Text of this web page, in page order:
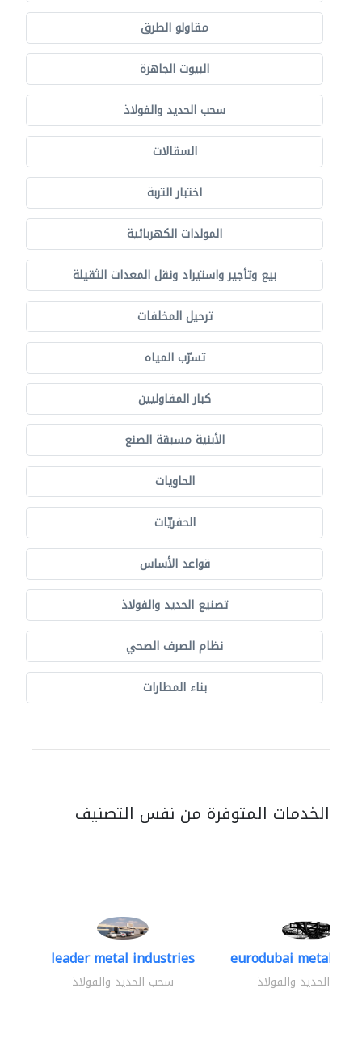
مقاولو الطرق
البيوت الجاهزة
سحب الحديد والفولاذ
السقالات
اختبار التربة
المولدات الكهربائية
بيع وتأجير واستيراد ونقل المعدات الثقيلة
ترحيل المخلفات
تسرّب المياه
كبار المقاوليين
الأبنية مسبقة الصنع
الحاويات
الحفريّات
قواعد الأساس
تصنيع الحديد والفولاذ
نظام الصرف الصحي
بناء المطارات
الخدمات المتوفرة من نفس التصنيف
leader metal industries
سحب الحديد والفولاذ
eurodubai metal
سحب الحديد والفولاذ